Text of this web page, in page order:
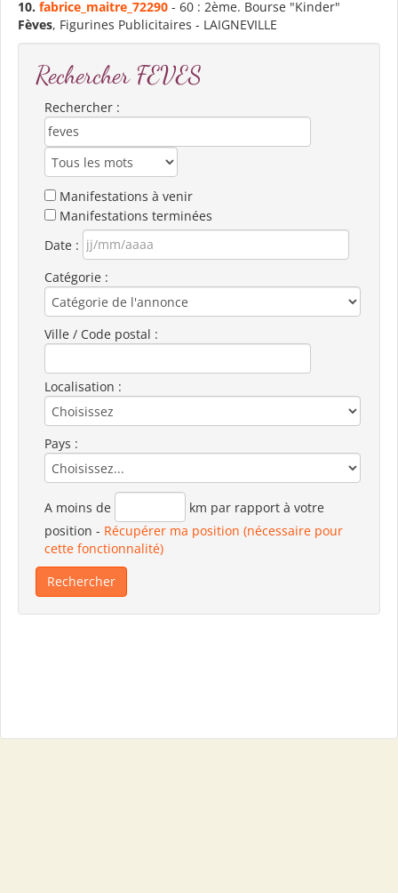
10. fabrice_maitre_72290 - 60 : 2ème. Bourse "Kinder"
Fèves, Figurines Publicitaires - LAIGNEVILLE
Rechercher FEVES
Rechercher :
Manifestations à venir
Manifestations terminées
Date :
Catégorie :
Ville / Code postal :
Localisation :
Pays :
A moins de
km par rapport à votre
position - Récupérer ma position (nécessaire pour
cette fonctionnalité)